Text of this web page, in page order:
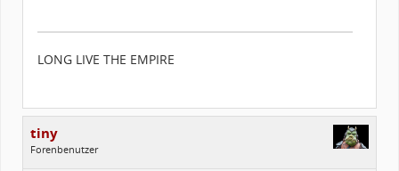
LONG LIVE THE EMPIRE
tiny
Forenbenutzer